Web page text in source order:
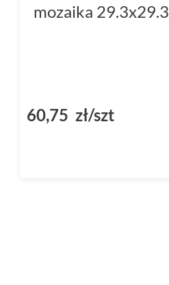
mozaika 29.3x29.3
60,75 zł/szt